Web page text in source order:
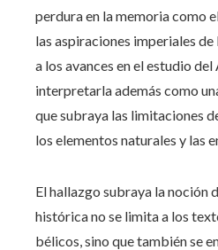
perdura en la memoria como
las aspiraciones imperiales
a los avances en el estudio
interpretarla además como
que subraya las limitaciones
los elementos naturales y las
El hallazgo subraya la noción
histórica no se limita a los
bélicos, sino que también se